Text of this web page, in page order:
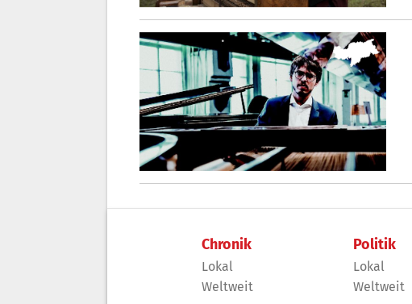
Chronik
Lokal
Weltweit
Politik
Lokal
Weltweit